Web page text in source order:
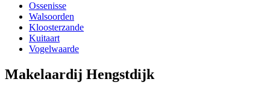
Ossenisse
Walsoorden
Kloosterzande
Kuitaart
Vogelwaarde
Makelaardij Hengstdijk